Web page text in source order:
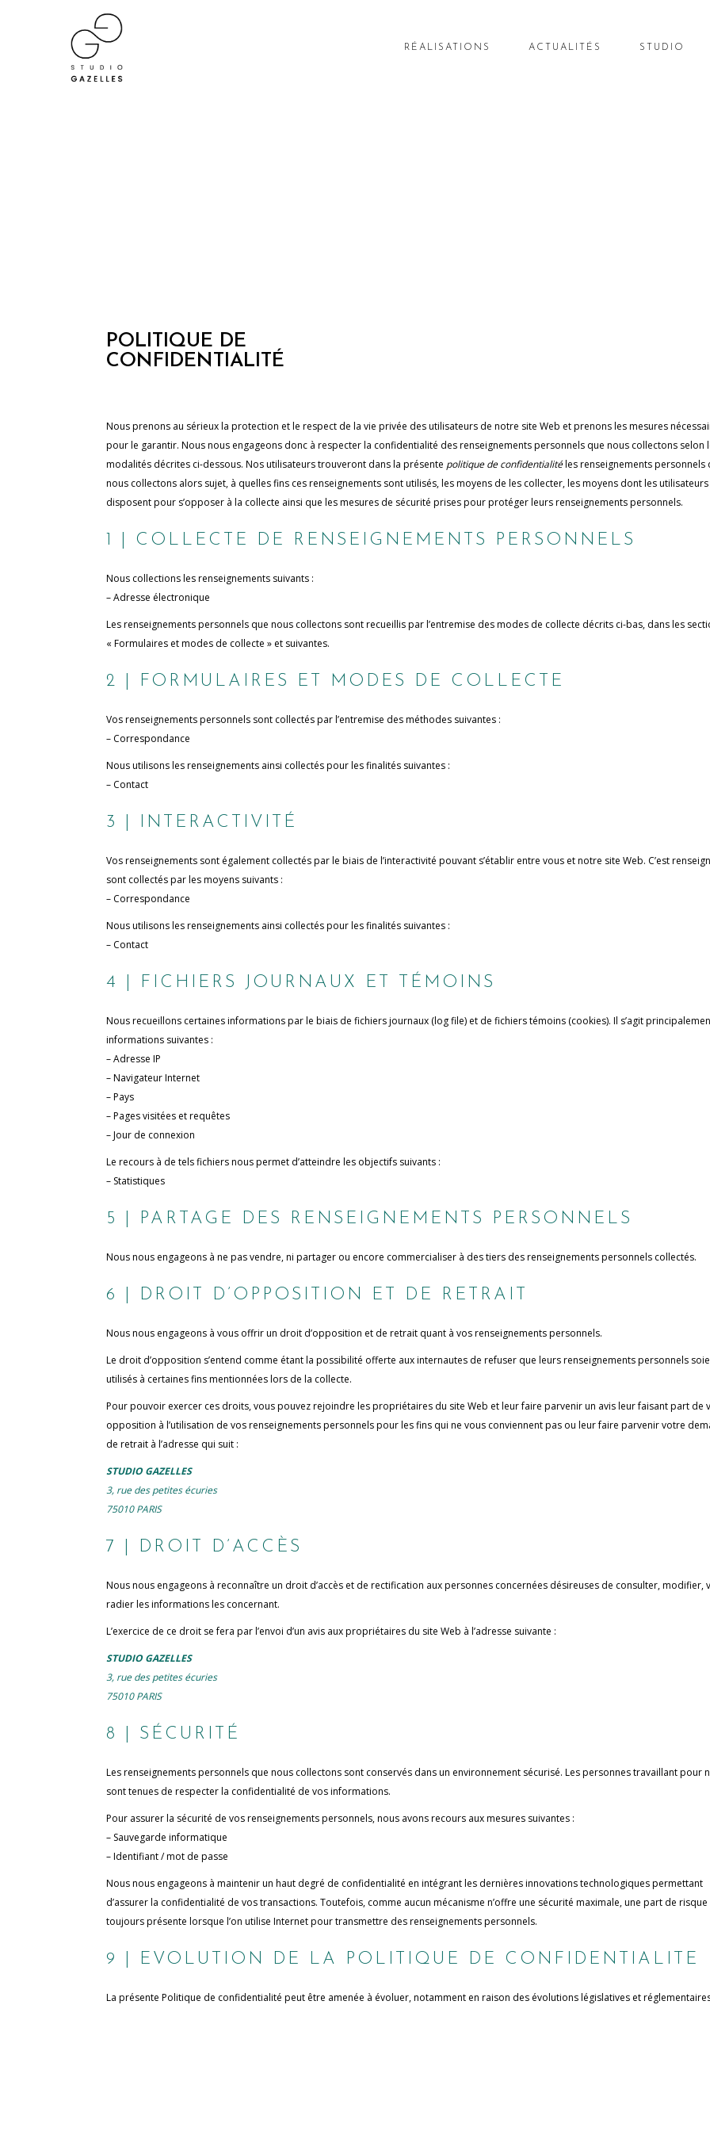
RÉALISATIONS ACTUALITÉS STUDIO
POLITIQUE DE
CONFIDENTIALITÉ
Nous prenons au sérieux la protection et le respect de la vie privée des utilisateurs de notre site Web et prenons les mesures
pour le garantir. Nous nous engageons donc à respecter la confidentialité des renseignements personnels que nous collectons selon
modalités décrites ci-dessous. Nos utilisateurs trouveront dans la présente politique de confidentialitéles renseignements personnels
nous collectons alors sujet, à quelles fins ces renseignements sont utilisés, les moyens de les collecter, les moyens dont les utilisateurs
disposent pour s’opposer à la collecte ainsi que les mesures de sécurité prises pour protéger leurs renseignements personnels.
1 | COLLECTE DE RENSEIGNEMENTS PERSONNELS
Nous collections les renseignements suivants :
– Adresse électronique
Les renseignements personnels que nous collectons sont recueillis par l’entremise des modes de collecte décrits ci-bas, dans les
« Formulaires et modes de collecte » et suivantes.
2 | FORMULAIRES ET MODES DE COLLECTE
Vos renseignements personnels sont collectés par l’entremise des méthodes suivantes :
– Correspondance
Nous utilisons les renseignements ainsi collectés pour les finalités suivantes :
– Contact
3 | INTERACTIVITÉ
Vos renseignements sont également collectés par le biais de l’interactivité pouvant s’établir entre vous et notre site Web. C’est
sont collectés par les moyens suivants :
– Correspondance
Nous utilisons les renseignements ainsi collectés pour les finalités suivantes :
– Contact
4 | FICHIERS JOURNAUX ET TÉMOINS
Nous recueillons certaines informations par le biais de fichiers journaux (log file) et de fichiers témoins (cookies). Il s’agit
informations suivantes :
– Adresse IP
– Navigateur Internet
– Pays
– Pages visitées et requêtes
– Jour de connexion
Le recours à de tels fichiers nous permet d’atteindre les objectifs suivants :
– Statistiques
5 | PARTAGE DES RENSEIGNEMENTS PERSONNELS
Nous nous engageons à ne pas vendre, ni partager ou encore commercialiser à des tiers des renseignements personnels collectés.
6 | DROIT D’OPPOSITION ET DE RETRAIT
Nous nous engageons à vous offrir un droit d’opposition et de retrait quant à vos renseignements personnels.
Le droit d’opposition s’entend comme étant la possibilité offerte aux internautes de refuser que leurs renseignements personnels
utilisés à certaines fins mentionnées lors de la collecte.
Pour pouvoir exercer ces droits, vous pouvez rejoindre les propriétaires du site Web et leur faire parvenir un avis leur faisant part de
opposition à l’utilisation de vos renseignements personnels pour les fins qui ne vous conviennent pas ou leur faire parvenir votre
de retrait à l’adresse qui suit :
STUDIO GAZELLES
3, rue des petites écuries
75010 PARIS
7 | DROIT D’ACCÈS
Nous nous engageons à reconnaître un droit d’accès et de rectification aux personnes concernées désireuses de consulter, modifier,
radier les informations les concernant.
L’exercice de ce droit se fera par l’envoi d’un avis aux propriétaires du site Web à l’adresse suivante :
STUDIO GAZELLES
3, rue des petites écuries
75010 PARIS
8 | SÉCURITÉ
Les renseignements personnels que nous collectons sont conservés dans un environnement sécurisé. Les personnes travaillant pour
sont tenues de respecter la confidentialité de vos informations.
Pour assurer la sécurité de vos renseignements personnels, nous avons recours aux mesures suivantes :
– Sauvegarde informatique
– Identifiant / mot de passe
Nous nous engageons à maintenir un haut degré de confidentialité en intégrant les dernières innovations technologiques permettant
d’assurer la confidentialité de vos transactions. Toutefois, comme aucun mécanisme n’offre une sécurité maximale, une part de risque
toujours présente lorsque l’on utilise Internet pour transmettre des renseignements personnels.
9 | EVOLUTION DE LA POLITIQUE DE CONFIDENTIALITE
La présente Politique de confidentialité peut être amenée à évoluer, notamment en raison des évolutions législatives et